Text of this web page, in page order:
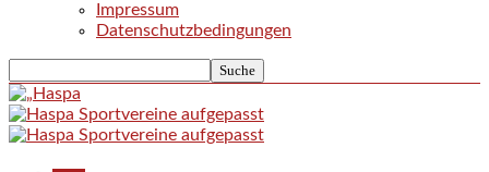
Impressum
Datenschutzbedingungen